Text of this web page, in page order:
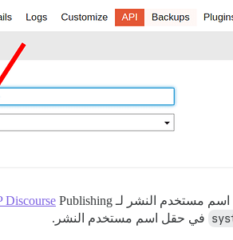
اسم مستخدم النشر لـ Discourse
في حقل اسم مستخدم النشر.